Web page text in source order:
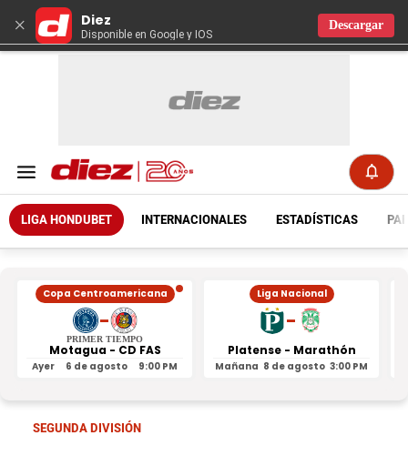
× Diez
Disponible en Google y IOS
Descargar
LIGA HONDUBET INTERNACIONALES ESTADÍSTICAS
Copa Centroamericana
-
PRIMER TIEMPO
Motagua - CD FAS
Ayer 6 de agosto 9:00 PM
Liga Nacional
-
Platense - Marathón
Mañana 8 de agosto 3:00 PM
SEGUNDA DIVISIÓN